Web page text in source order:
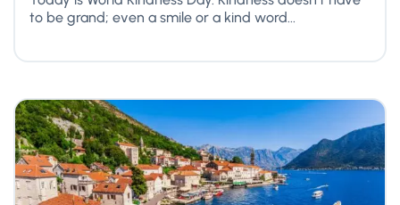
to be grand; even a smile or a kind word...